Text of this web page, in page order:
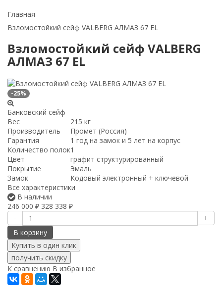
Главная
Взломостойкий сейф VALBERG АЛМАЗ 67 EL
Взломостойкий сейф VALBERG
АЛМАЗ 67 EL
-25%
Банковский сейф
Вес
215 кг
Производитель
Промет (Россия)
Гарантия
1 год на замок и 5 лет на корпус
Количество полок1
Цвет
графит структурированный
Покрытие
Эмаль
Замок
Кодовый электронный + ключевой
Все характеристики
В наличии
246 000 ₽ 328 338 ₽
-
+
В корзину
получить скидку
К сравнению В избранное